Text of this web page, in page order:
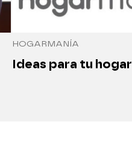
HOGARMANÍA
Ideas para tu hogar